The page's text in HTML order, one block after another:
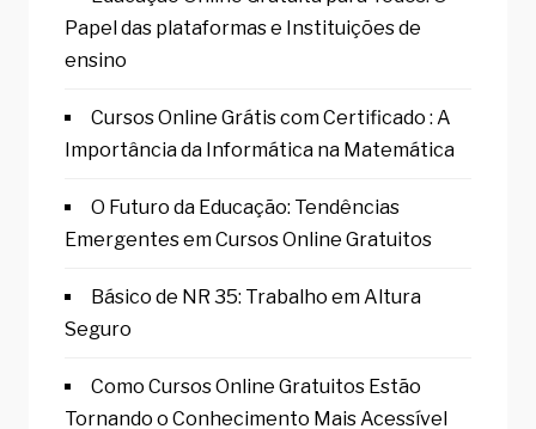
Papel das plataformas e Instituições de
ensino
Cursos Online Grátis com Certificado : A
Importância da Informática na Matemática
O Futuro da Educação: Tendências
Emergentes em Cursos Online Gratuitos
Básico de NR 35: Trabalho em Altura
Seguro
Como Cursos Online Gratuitos Estão
Tornando o Conhecimento Mais Acessível